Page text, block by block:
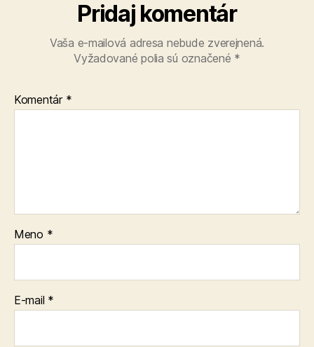
Pridaj komentár
Vaša e-mailová adresa nebude zverejnená.
Vyžadované polia sú označené *
Komentár *
Meno *
E-mail *